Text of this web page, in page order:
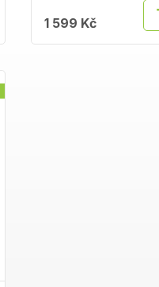
1 599 Kč